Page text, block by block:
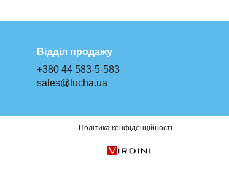
Відділ продажу
+380 44 583-5-583
sales@tucha.ua
Політика конфіденційності